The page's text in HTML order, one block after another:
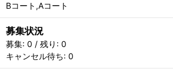
Bコート,Aコート
募集状況
募集: 0 / 残り: 0
キャンセル待ち: 0